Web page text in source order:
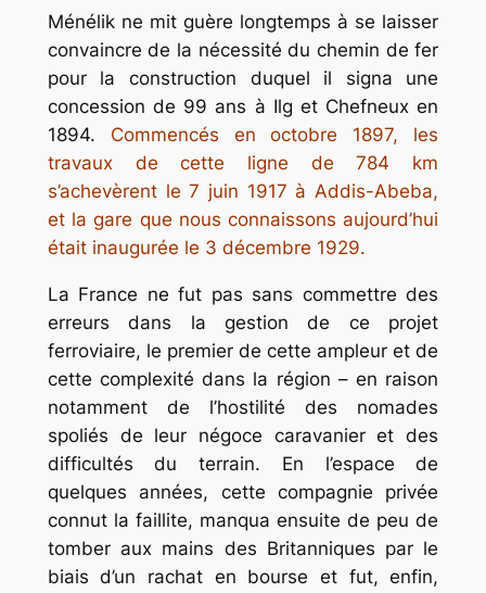
Ménélik ne mit guère longtemps à se laisser
convaincre de la nécessité du chemin de fer
pour la construction duquel il signa une
concession de 99 ans à Ilg et Chefneux en
1894. Commencés en octobre 1897, les
travaux de cette ligne de 784 km
s’achevèrent le 7 juin 1917 à Addis-Abeba,
et la gare que nous connaissons aujourd’hui
était inaugurée le 3 décembre 1929.
La France ne fut pas sans commettre des
erreurs dans la gestion de ce projet
ferroviaire, le premier de cette ampleur et de
cette complexité dans la région – en raison
notamment de l’hostilité des nomades
spoliés de leur négoce caravanier et des
difficultés du terrain. En l’espace de
quelques années, cette compagnie privée
connut la faillite, manqua ensuite de peu de
tomber aux mains des Britanniques par le
biais d’un rachat en bourse et fut, enfin,